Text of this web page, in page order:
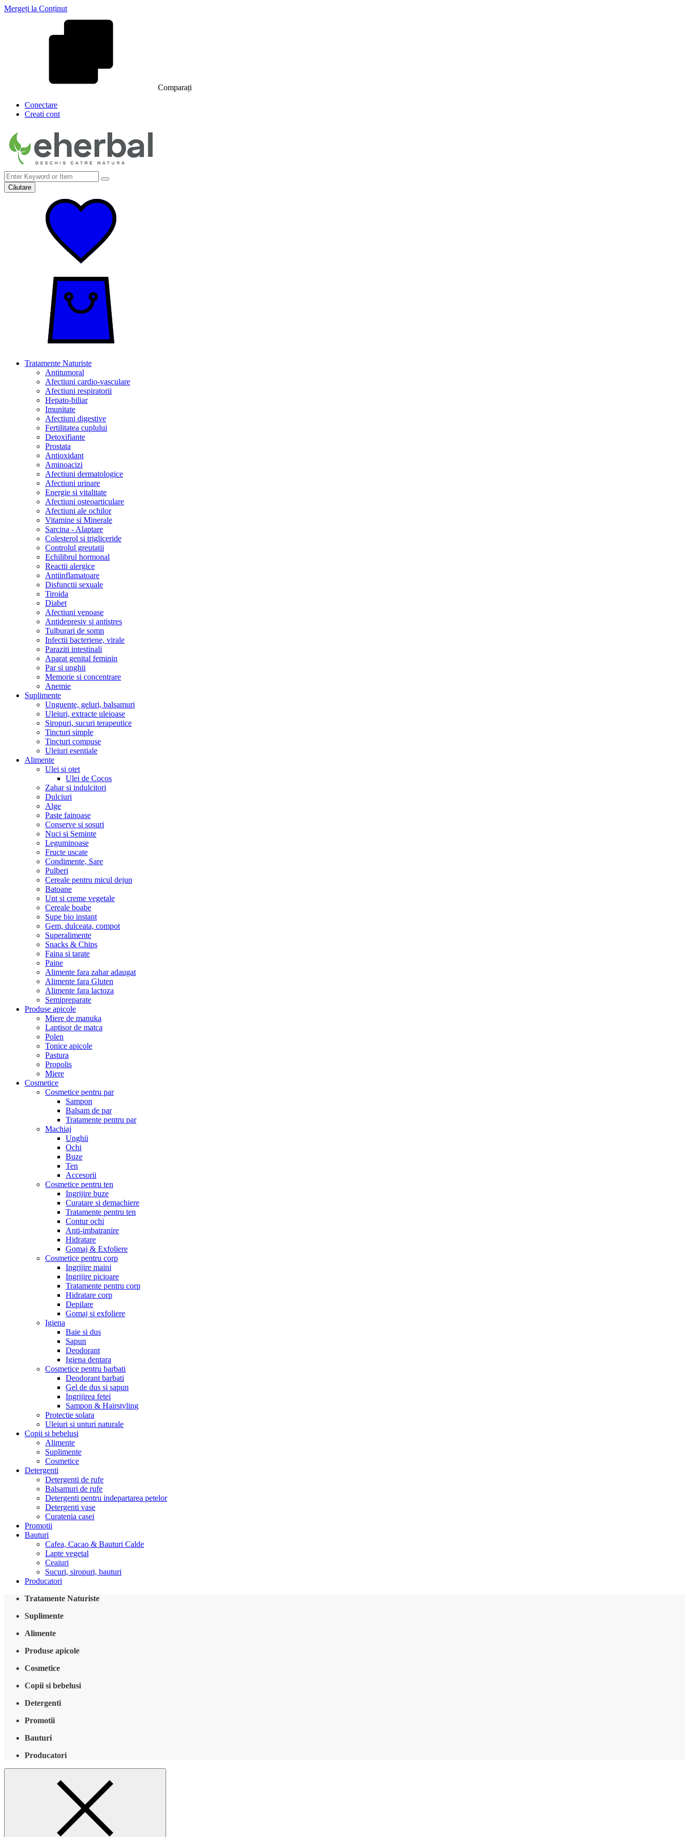
Mergeți la Conținut
Comparați
Conectare
Creati cont
Căutare
Tratamente Naturiste
Antitumoral
Afectiuni cardio-vasculare
Afectiuni respiratorii
Hepato-biliar
Imunitate
Afectiuni digestive
Fertilitatea cuplului
Detoxifiante
Prostata
Antioxidant
Aminoacizi
Afectiuni dermatologice
Afectiuni urinare
Energie si vitalitate
Afectiuni osteoarticulare
Afectiuni ale ochilor
Vitamine si Minerale
Sarcina - Alaptare
Colesterol si trigliceride
Controlul greutatii
Echilibrul hormonal
Reactii alergice
Antiinflamatoare
Disfunctii sexuale
Tiroida
Diabet
Afectiuni venoase
Antidepresiv si antistres
Tulburari de somn
Infectii bacteriene, virale
Paraziti intestinali
Aparat genital feminin
Par si unghii
Memorie si concentrare
Anemie
Suplimente
Unguente, geluri, balsamuri
Uleiuri, extracte uleioase
Siropuri, sucuri terapeutice
Tincturi simple
Tincturi compuse
Uleiuri esentiale
Alimente
Ulei si otet
Ulei de Cocos
Zahar si indulcitori
Dulciuri
Alge
Paste fainoase
Conserve si sosuri
Nuci si Seminte
Leguminoase
Fructe uscate
Condimente, Sare
Pulberi
Cereale pentru micul dejun
Batoane
Unt si creme vegetale
Cereale boabe
Supe bio instant
Gem, dulceata, compot
Superalimente
Snacks & Chips
Faina si tarate
Paine
Alimente fara zahar adaugat
Alimente fara Gluten
Alimente fara lactoza
Semipreparate
Produse apicole
Miere de manuka
Laptisor de matca
Polen
Tonice apicole
Pastura
Propolis
Miere
Cosmetice
Cosmetice pentru par
Sampon
Balsam de par
Tratamente pentru par
Machiaj
Unghii
Ochi
Buze
Ten
Accesorii
Cosmetice pentru ten
Ingrijire buze
Curatare si demachiere
Tratamente pentru ten
Contur ochi
Anti-imbatranire
Hidratare
Gomaj & Exfoliere
Cosmetice pentru corp
Ingrijire maini
Ingrijire picioare
Tratamente pentru corp
Hidratare corp
Depilare
Gomaj si exfoliere
Igiena
Baie si dus
Sapun
Deodorant
Igiena dentara
Cosmetice pentru barbati
Deodorant barbati
Gel de dus si sapun
Ingrijirea fetei
Sampon & Hairstyling
Protectie solara
Uleiuri si unturi naturale
Copii si bebelusi
Alimente
Suplimente
Cosmetice
Detergenti
Detergenti de rufe
Balsamuri de rufe
Detergenti pentru indepartarea petelor
Detergenti vase
Curatenia casei
Promotii
Bauturi
Cafea, Cacao & Bauturi Calde
Lapte vegetal
Ceaiuri
Sucuri, siropuri, bauturi
Producatori
Tratamente Naturiste
Suplimente
Alimente
Produse apicole
Cosmetice
Copii si bebelusi
Detergenti
Promotii
Bauturi
Producatori